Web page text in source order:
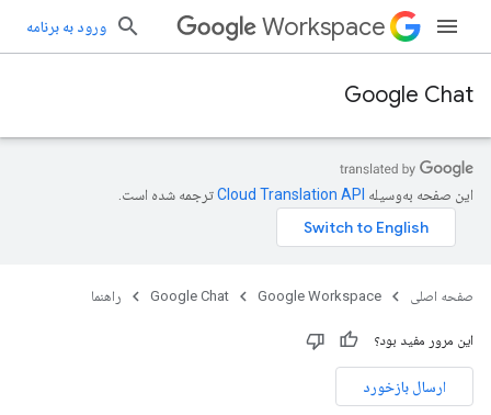
Workspace ورود به برنامه
Google Chat
این صفحه به‌وسیله ترجمه شده است.
صفحه اصلی Google Workspace
Google Chat راهنما
این مرور مفید بود؟
ارسال بازخورد